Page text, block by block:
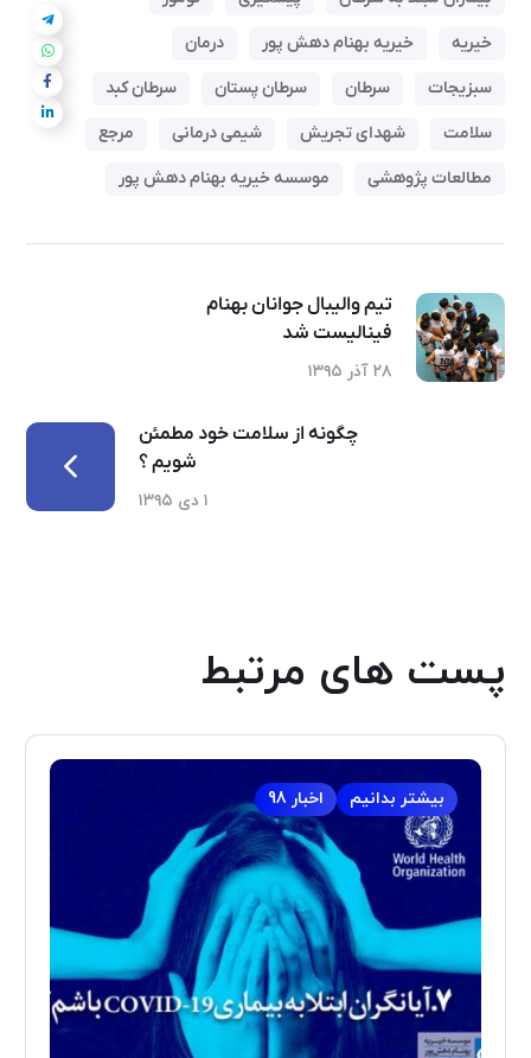
خیریه
خیریه بهنام دهش پور
درمان
سبزیجات
سرطان سرطان پستان
سرطان کبد
سلامت
شهدای تجریش شیمی درمانی
مرجع
مطالعات پژوهشی
موسسه خیریه بهنام دهش پور
تیم والیبال جوانان بهنام
فینالیست شد
۲۸ آذر ۱۳۹۵
چگونه از سلامت خود مطمئن
شویم ؟
۱ دی ۱۳۹۵
پست های مرتبط
اخبار 98 بیشتر بدانیم